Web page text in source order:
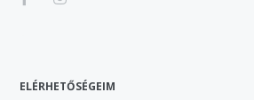
ELÉRHETŐSÉGEIM